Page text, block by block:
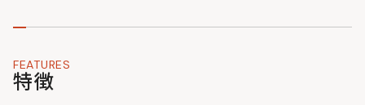
FEATURES
特徴